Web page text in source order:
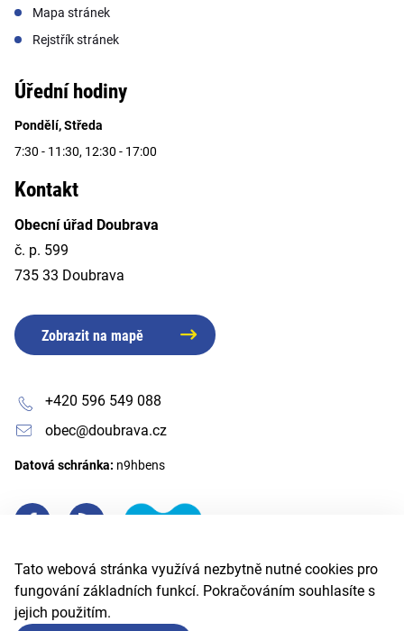
Tato webová stránka využívá nezbytně nutné cookies pro
fungování základních funkcí. Pokračováním souhlasíte s
jejich použitím.
Mapa stránek
Rejstřík stránek
Úřední hodiny
Pondělí, Středa
7:30 - 11:30, 12:30 - 17:00
Kontakt
Obecní úřad Doubrava
č. p. 599
735 33 Doubrava
Zobrazit na mapě
+420 596 549 088
obec@doubrava.cz
Datová schránka: n9hbens